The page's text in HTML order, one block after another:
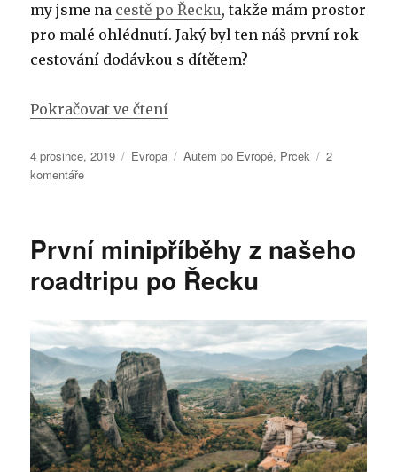
my jsme na cestě po Řecku, takže mám prostor
pro malé ohlédnutí. Jaký byl ten náš první rok
cestování dodávkou s dítětem?
Pokračovat ve čtení„Rok na cestách dodávkou s
Publikováno:
4 prosince, 2019 Rubriky:
Evropa Štítky:
Autem po Evropě, Prcek
2
komentářeu
Rok
cestách
s
dítětem
První minipříběhy z našeho
roadtripu po Řecku